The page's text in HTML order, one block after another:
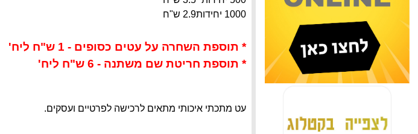
1000 יחידות
2.9 ש"ח
* תוספת השחרה על עטים כסופים - 1 ש"ח ליח'
* תוספת חריטת שם משתנה - 6 ש"ח ליח'
עט מתכתי איכותי מתאים לרכישה לפרטיים ועסקים.